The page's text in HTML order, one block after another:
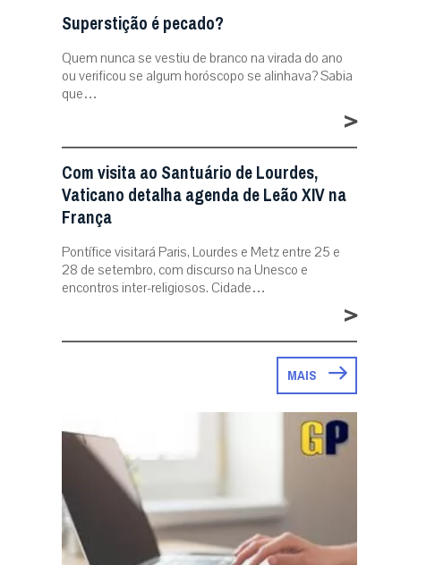
Superstição é pecado?
Quem nunca se vestiu de branco na virada do ano
ou verificou se algum horóscopo se alinhava? Sabia
que…
>
Com visita ao Santuário de Lourdes,
Vaticano detalha agenda de Leão XIV na
França
Pontífice visitará Paris, Lourdes e Metz entre 25 e
28 de setembro, com discurso na Unesco e
encontros inter-religiosos. Cidade…
>
MAIS